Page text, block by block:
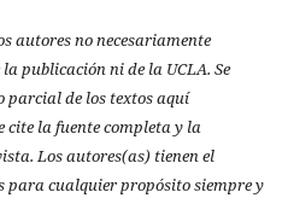
autores no necesariamente
publicación ni de la UCLA. Se
de los textos aquí
cite la fuente completa y la
Los autores(as) tienen el
para cualquier propósito siempre y